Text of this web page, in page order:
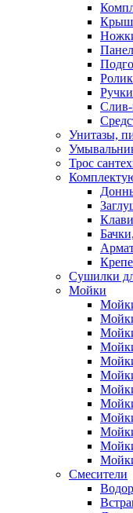
Слив-
Унитазы,
Трос
Сушилки
Мойки
Смесители